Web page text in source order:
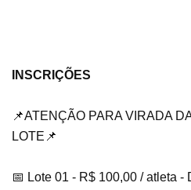
INSCRIÇÕES
📌ATENÇÃO PARA VIRADA
LOTE📌
📅 Lote 01 - R$ 100,00 / atleta -